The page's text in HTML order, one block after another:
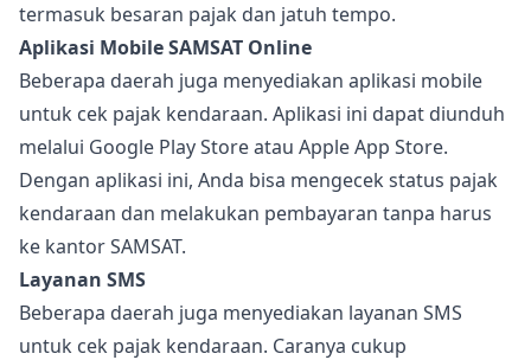
termasuk besaran pajak dan jatuh tempo.
Aplikasi Mobile SAMSAT Online
Beberapa daerah juga menyediakan aplikasi mobile
untuk cek pajak kendaraan. Aplikasi ini dapat diunduh
melalui Google Play Store atau Apple App Store.
Dengan aplikasi ini, Anda bisa mengecek status pajak
kendaraan dan melakukan pembayaran tanpa harus
ke kantor SAMSAT.
Layanan SMS
Beberapa daerah juga menyediakan layanan SMS
untuk cek pajak kendaraan. Caranya cukup